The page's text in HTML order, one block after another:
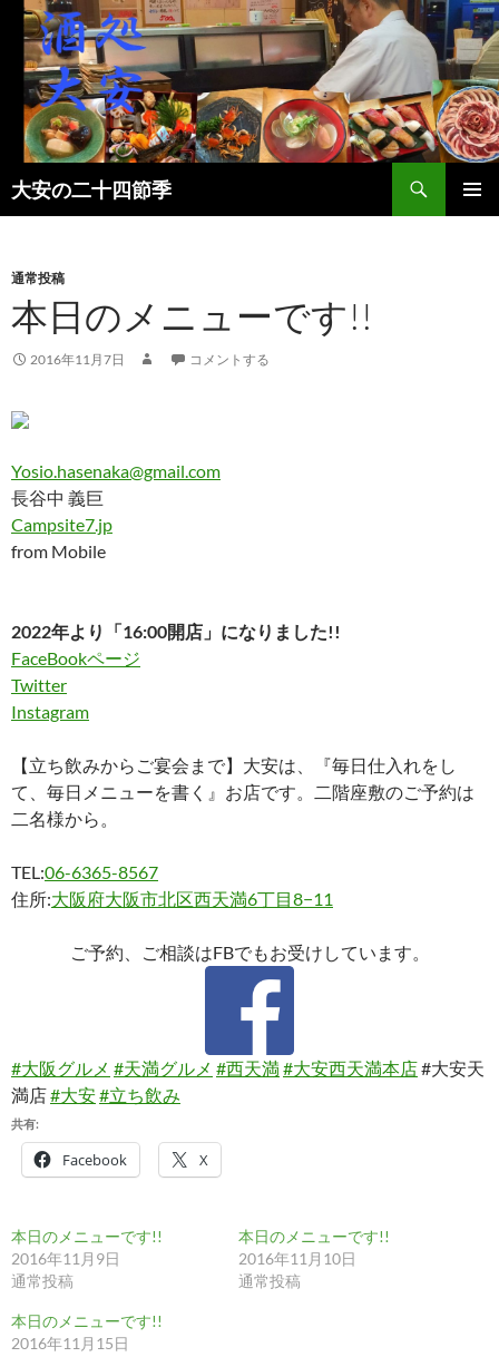
大安の二十四節季
検
索
ン
へ
キ
プ
通常投稿
本日のメニューです!!
2016年11月7日 コメントする
Yosio.hasenaka@gmail.com
長谷中 義巨
Campsite7.jp
from Mobile
2022年より「16:00開店」になりました!!
FaceBookページ
Twitter
Instagram
【立ち飲みからご宴会まで】大安は、『毎日仕入れをし
て、毎日メニューを書く』お店です。二階座敷のご予約は
二名様から。
TEL:06-6365-8567
住所:大阪府大阪市北区西天満6丁目8−11
ご予約、ご相談はFBでもお受けしています。
#大阪グルメ #天満グルメ #西天満#大安西天満本店#大安天
満店#大安#立ち飲み
共有:
Facebook X
本日のメニューです!!
2016年11月9日
通常投稿
本日のメニューです!!
2016年11月10日
通常投稿
本日のメニューです!!
2016年11月15日